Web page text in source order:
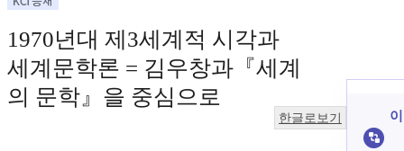
1970년대 제3세계적 시각과
세계문학론 = 김우창과『세계
의 문학』을 중심으로
한글로보기